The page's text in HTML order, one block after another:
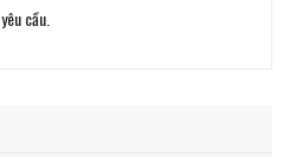
cầu.